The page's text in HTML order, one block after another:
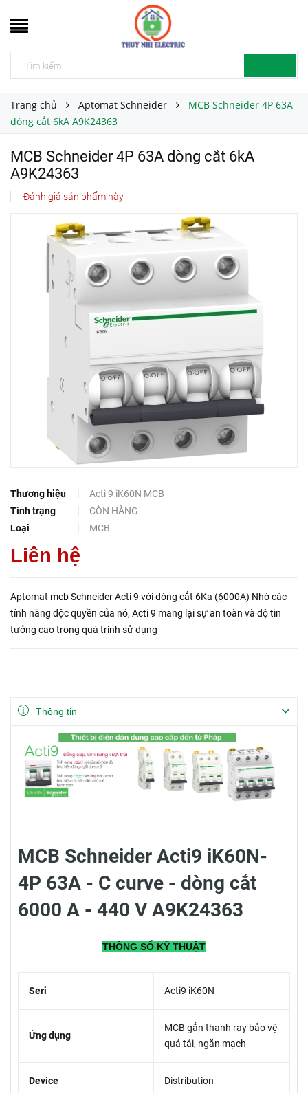
Trang chủ Aptomat Schneider
MCB Schneider 4P 63A
dòng cắt 6kA A9K24363
MCB Schneider 4P 63A dòng cắt 6kA
A9K24363
Đánh giá sản phẩm này
Thương hiệu
Acti 9 iK60N MCB
Tình trạng
CÒN HÀNG
Loại
MCB
Liên hệ
Aptomat mcb Schneider Acti 9 với dòng cắt 6Ka (6000A) Nhờ các
tính năng độc quyền của nó, Acti 9 mang lại sự an toàn và độ tin
tưởng cao trong quá trinh sử dụng
Thông tin
MCB Schneider Acti9 iK60N-
4P 63A - C curve - dòng cắt
6000 A - 440 V A9K24363
THÔNG SỐ KỸ THUẬT
Seri Acti9 iK60N
Ứng dụng
MCB gắn thanh ray bảo vệ
quá tải, ngắn mạch
Device Distribution